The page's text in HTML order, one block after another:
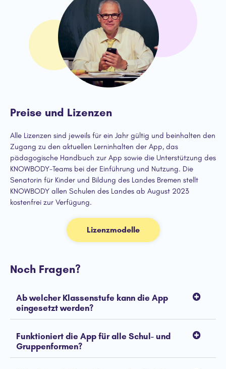
"Anwendungssicherheit sehr hoch, extrem
flexibler Umgang mit den Inhalten, sehr klares
und strukturiertes Auftreten, offene und nicht
beschämende Haltung, klug angepasste
Aufgaben, gibt nicht zu viel vor, sondern
beherrscht das Stellen von offenen und
präzisen Fragen sehr gut."
Preise und Lizenzen
Alle Lizenzen sind jeweils für ein Jahr gültig und beinhalten den
Zugang zu den aktuellen Lerninhalten der App, das
pädagogische Handbuch zur App sowie die Unterstützung des
KNOWBODY-Teams bei der Einführung und Nutzung. Die
Senatorin für Kinder und Bildung des Landes Bremen stellt
KNOWBODY allen Schulen des Landes ab August 2023
kostenfrei zur Verfügung.
Lizenzmodelle
Noch Fragen?
Ab welcher Klassenstufe kann die App
eingesetzt werden?
Funktioniert die App für alle Schul- und
Gruppenformen?